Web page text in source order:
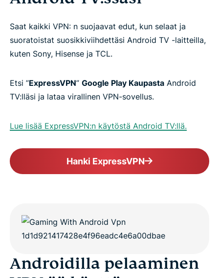
Saat kaikki VPN: n suojaavat edut, kun selaat ja
suoratoistat suosikkiviihdettäsi Android TV -laitteilla,
kuten Sony, Hisense ja TCL.
Etsi ”ExpressVPN” Google Play Kaupasta Android
TV:lläsi ja lataa virallinen VPN-sovellus.
Lue lisää ExpressVPN:n käytöstä Android TV:llä.
Hanki ExpressVPN
Androidilla pelaaminen